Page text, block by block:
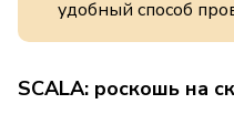
удобный способ
SCALA: роскошь на